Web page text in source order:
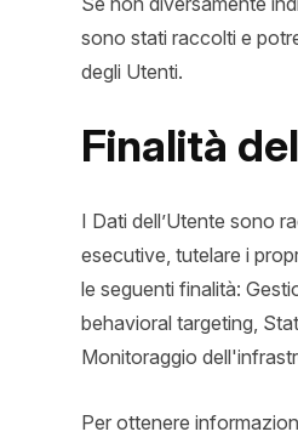
sono stati raccolti e
degli Utenti.
Finalità
I Dati dell’Utente sono
esecutive, tutelare i
le seguenti finalità:
behavioral targeting,
Monitoraggio
Per ottenere